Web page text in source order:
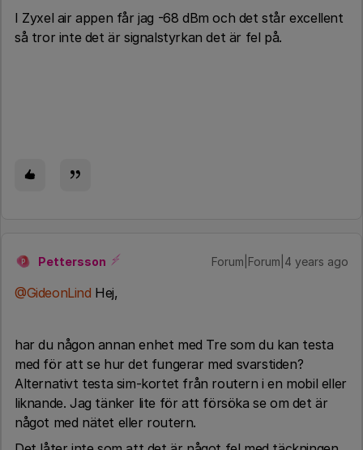
I Zyxel air appen får jag -68 dBm och det står excellent
så tror inte det är signalstyrkan det är fel på.
P Pettersson Forum|Forum|4 years ago
@GideonLind Hej,
har du någon annan enhet med Tre som du kan testa
med för att se hur det fungerar med svarstiden?
Alternativt testa sim-kortet från routern i en mobil eller
liknande. Jag tänker lite för att försöka se om det är
något med nätet eller routern.